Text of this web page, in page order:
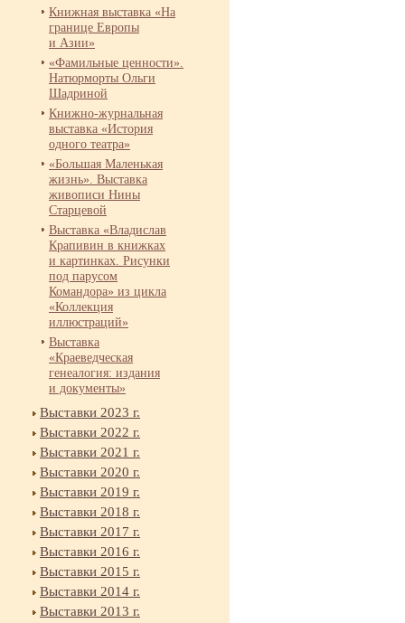
Книжная выставка «На
границе Европы
и Азии»
«Фамильные ценности».
Натюрморты Ольги
Шадриной
Книжно-журнальная
выставка «История
одного театра»
«Большая Маленькая
жизнь». Выставка
живописи Нины
Старцевой
Выставка «Владислав
Крапивин в книжках
и картинках. Рисунки
под парусом
Командора» из цикла
«Коллекция
иллюстраций»
Выставка
«Краеведческая
генеалогия: издания
и документы»
Выставки 2023 г.
Выставки 2022 г.
Выставки 2021 г.
Выставки 2020 г.
Выставки 2019 г.
Выставки 2018 г.
Выставки 2017 г.
Выставки 2016 г.
Выставки 2015 г.
Выставки 2014 г.
Выставки 2013 г.